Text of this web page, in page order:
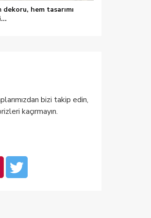
dekoru, hem tasarımı
bizi takip edin,
kaçırmayın.